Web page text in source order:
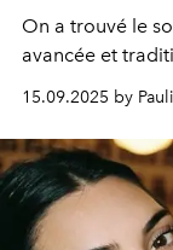
On a trouvé le
avancée et
15.09.2025 by